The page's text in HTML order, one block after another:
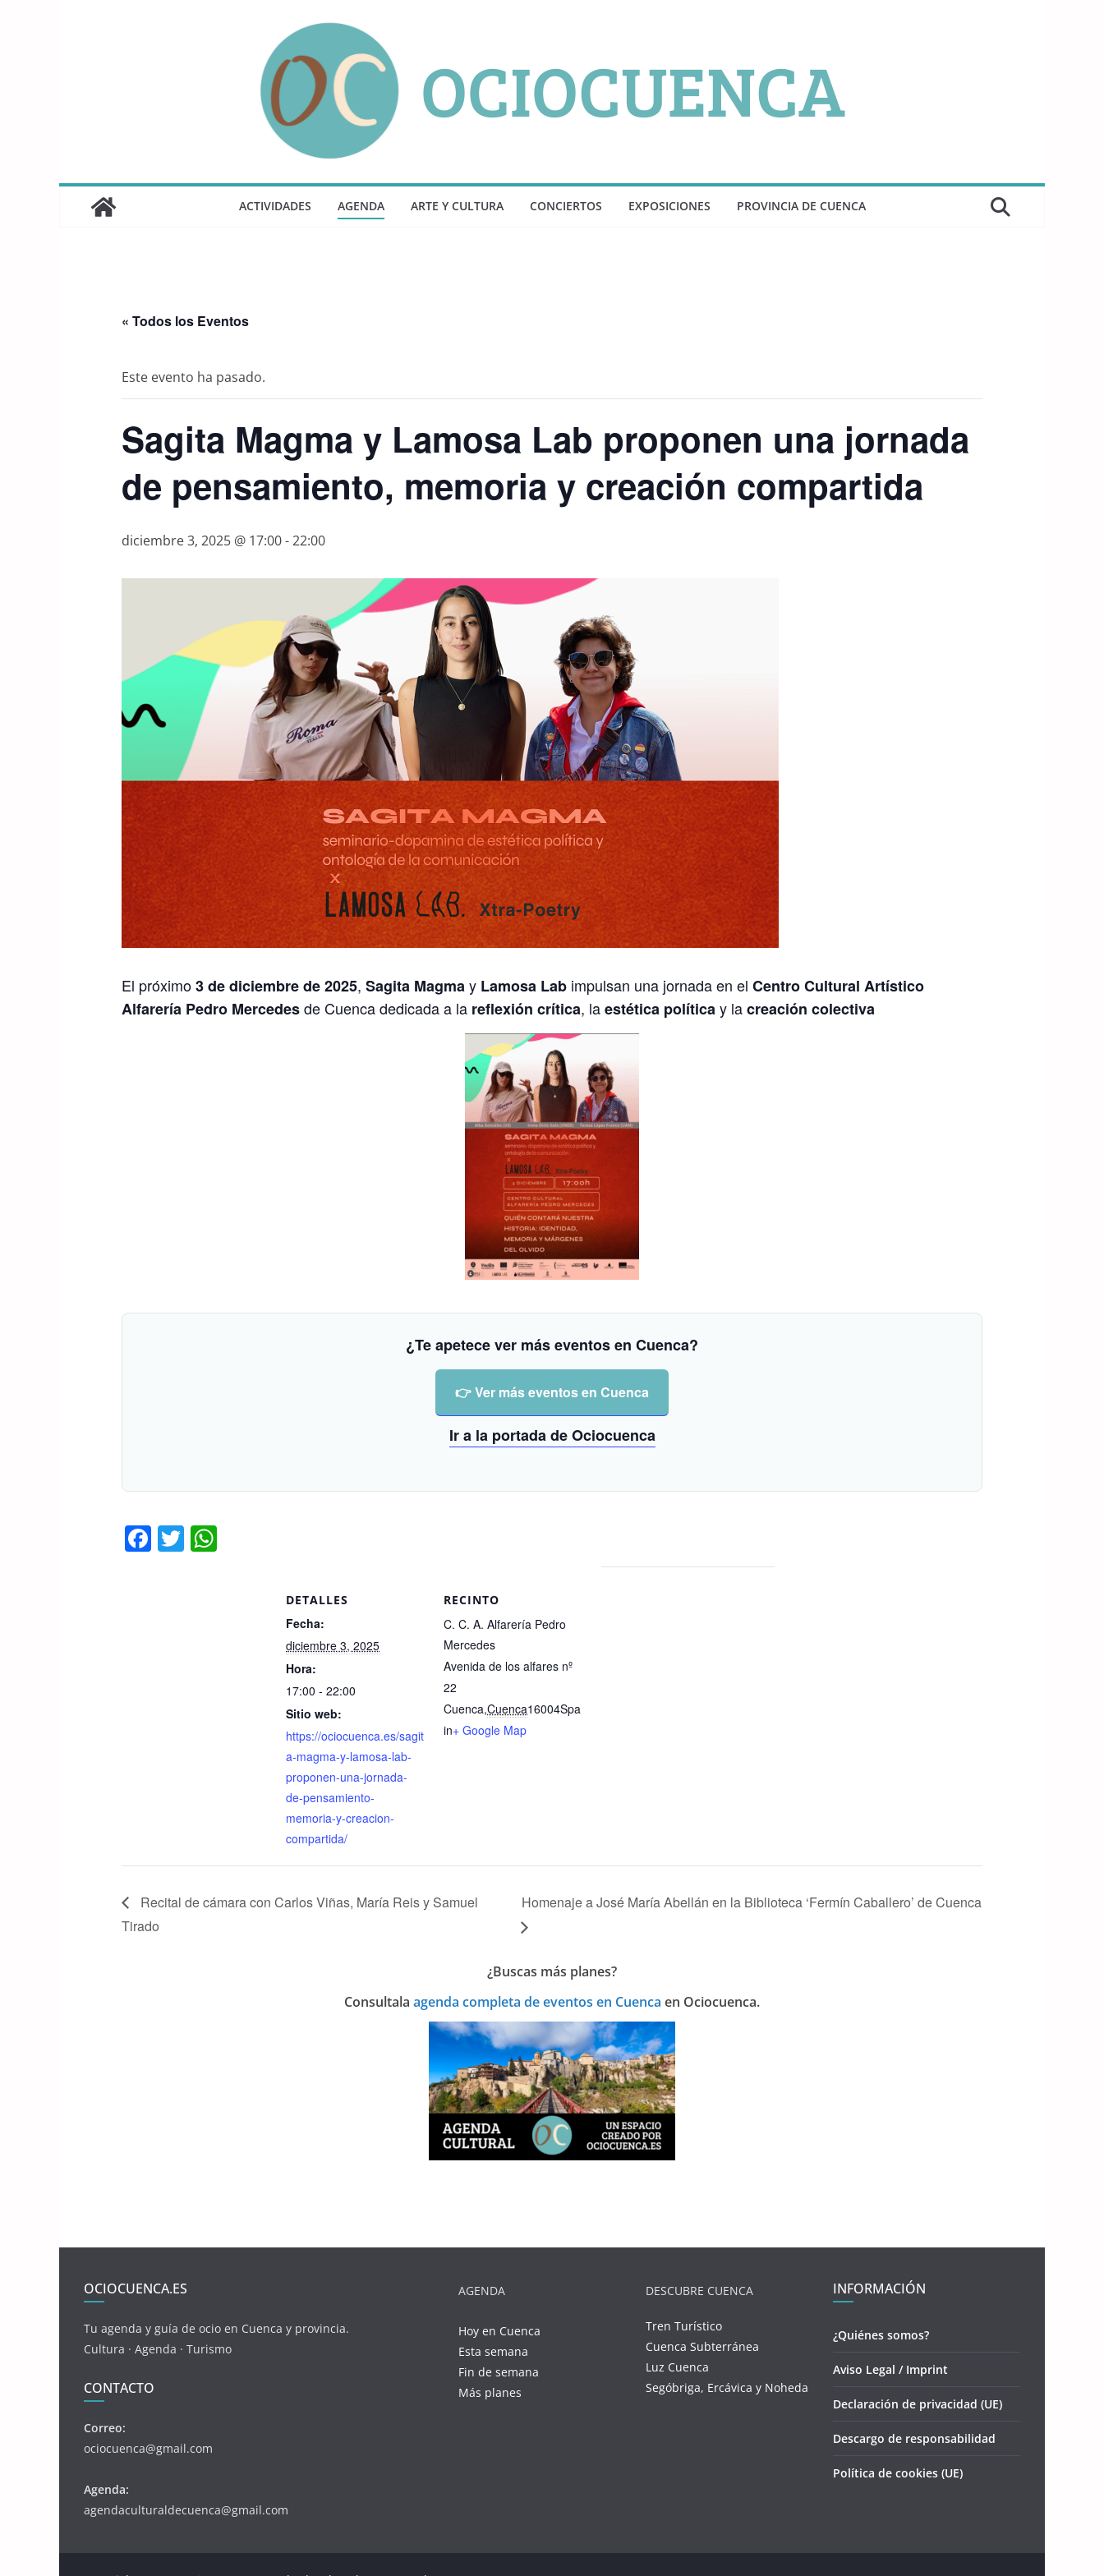
ACTIVIDADES AGENDA ARTE Y CULTURA CONCIERTOS EXPOSICIONES PROVINCIA DE CUENCA
« Todos los Eventos
Este evento ha pasado.
Sagita Magma y Lamosa Lab proponen una jornada
de pensamiento, memoria y creación compartida
diciembre 3, 2025 @ 17:00-22:00
El próximo3 de diciembre de 2025, Sagita Magmay Lamosa Lab impulsan una jornada en el Centro Cultural Artístico
Alfarería Pedro Mercedesde Cuenca dedicada a la reflexión crítica, laestética políticay lacreación colectiva
¿Te apetece ver más eventos en Cuenca?
👉 Ver más eventos en Cuenca
Ir a la portada de Ociocuenca
F
a
T
wi
DETALLES
Fecha:
diciembre 3, 2025
Hora:
17:00 - 22:00
Sitio web:
https://ociocuenca.es/sagit
a-magma-y-lamosa-lab-
proponen-una-jornada-
de-pensamiento-
memoria-y-creacion-
compartida/
RECINTO
C. C. A. Alfarería Pedro
Mercedes
Avenida de los alfares nº
22
Cuenca,Cuenca16004Spa
in+ Google Map
Recital de cámara con Carlos Viñas, María Reis y Samuel
Tirado
Homenaje a José María Abellán en la Biblioteca ‘Fermín Caballero’ de Cuenca
¿Buscas más planes?
Consultala agenda completa de eventos en Cuenca en Ociocuenca.
OCIOCUENCA.ES
Tu agenda y guía de ocio en Cuenca y provincia.
Cultura · Agenda · Turismo
CONTACTO
Correo:
ociocuenca@gmail.com
Agenda:
agendaculturaldecuenca@gmail.com
AGENDA
Hoy en Cuenca
Esta semana
Fin de semana
Más planes
DESCUBRE CUENCA
Tren Turístico
Cuenca Subterránea
Luz Cuenca
Segóbriga, Ercávica y Noheda
INFORMACIÓN
¿Quiénes somos?
Aviso Legal / Imprint
Declaración de privacidad (UE)
Descargo de responsabilidad
Política de cookies (UE)